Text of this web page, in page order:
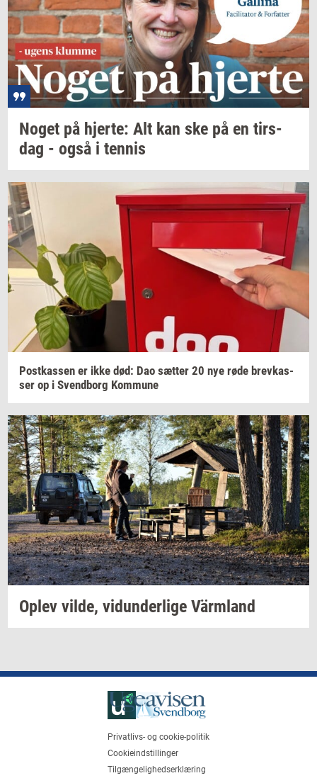
Noget på hjer­te: Alt kan ske på en tirs­
dag - også i ten­nis
Po­st­kas­sen er ikke død: Dao sæt­ter 20 nye røde brev­kas­
ser op i Svend­borg Kom­mu­ne
Oplev vilde, vi­dun­der­li­ge Värmland
Privatlivs- og cookie-politik
Cookieindstillinger
Tilgængelighedserklæring